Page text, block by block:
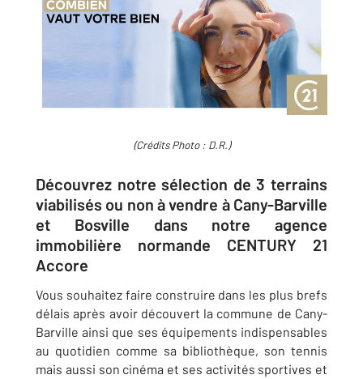
(Crédits Photo : D.R.)
Découvrez notre sélection de 3 terrains
viabilisés ou non à vendre à Cany-Barville
et Bosville dans notre agence
immobilière normande CENTURY 21
Accore
Vous souhaitez faire construire dans les plus brefs
délais après avoir découvert la commune de Cany-
Barville ainsi que ses équipements indispensables
au quotidien comme sa bibliothèque, son tennis
mais aussi son cinéma et ses activités sportives et